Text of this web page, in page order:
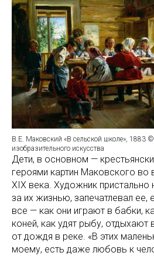
В.Е. Маковский «В сельской школе», 1883
изобразительного искусства
Дети, в основном —
героями картин Маковского во
XIX века. Художник пристально
за их жизнью, запечатлевал ее,
все — как они играют в бабки,
коней, как удят рыбу, отдыхают
от дождя в реке. «В этих
моему, есть даже любовь к